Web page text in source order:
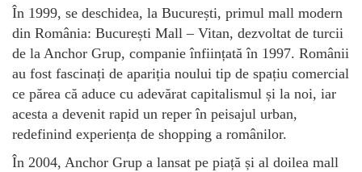
În 1999, se deschidea, la București, primul mall modern
din România: București Mall – Vitan, dezvoltat de turcii
de la Anchor Grup, companie înființată în 1997. Românii
au fost fascinați de apariția noului tip de spațiu comercial
ce părea că aduce cu adevărat capitalismul și la noi, iar
acesta a devenit rapid un reper în peisajul urban,
redefinind experiența de shopping a românilor.
În 2004, Anchor Grup a lansat pe piață și al doilea mall